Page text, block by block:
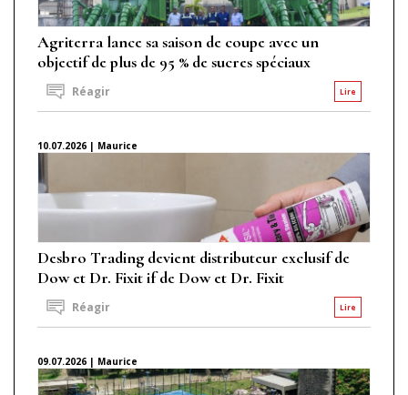
Agriterra lance sa saison de coupe avec un
objectif de plus de 95 % de sucres spéciaux
Lire
Réagir
10.07.2026 | Maurice
Desbro Trading devient distributeur exclusif de
Dow et Dr. Fixit if de Dow et Dr. Fixit
Lire
Réagir
09.07.2026 | Maurice